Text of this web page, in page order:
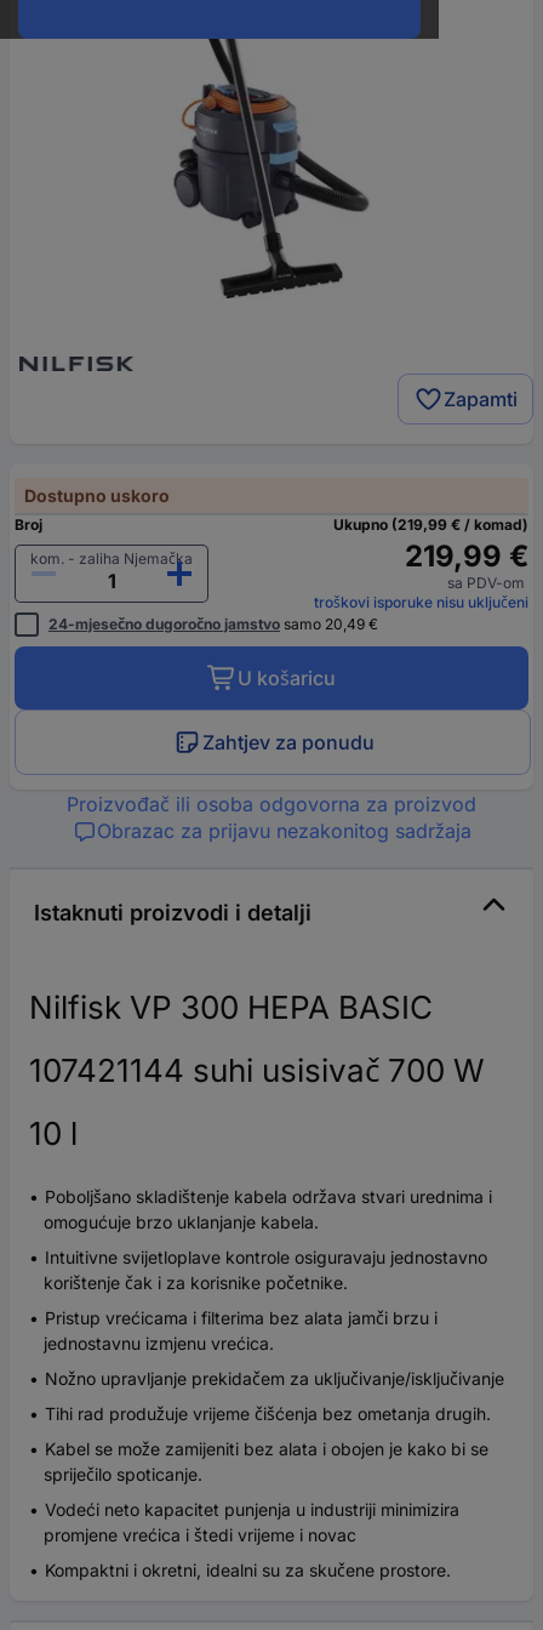
Zapamti
Dostupno uskoro
Broj
kom. - zaliha Njemačka
Ukupno (219,99 € / komad)
219,99 €
sa PDV-om
troškovi isporuke nisu uključeni
24-mjesečno dugoročno jamstvo samo 20,49 €
U košaricu
Zahtjev za ponudu
Proizvođač ili osoba odgovorna za proizvod
Obrazac za prijavu nezakonitog sadržaja
Istaknuti proizvodi i detalji
Nilfisk VP 300 HEPA BASIC
107421144 suhi usisivač 700 W
10 l
Poboljšano skladištenje kabela održava stvari urednima i
omogućuje brzo uklanjanje kabela.
Intuitivne svijetloplave kontrole osiguravaju jednostavno
korištenje čak i za korisnike početnike.
Pristup vrećicama i filterima bez alata jamči brzu i
jednostavnu izmjenu vrećica.
Nožno upravljanje prekidačem za uključivanje/isključivanje
Tihi rad produžuje vrijeme čišćenja bez ometanja drugih.
Kabel se može zamijeniti bez alata i obojen je kako bi se
spriječilo spoticanje.
Vodeći neto kapacitet punjenja u industriji minimizira
promjene vrećica i štedi vrijeme i novac
Kompaktni i okretni, idealni su za skučene prostore.